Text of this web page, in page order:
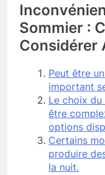
Sommier :
Considérer
Peut être
important
Le choix
être
options
Certains
produire
la nuit.